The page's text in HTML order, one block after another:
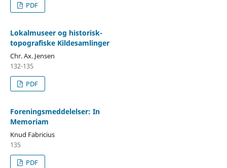
PDF
Lokalmuseer og historisk-
topografiske Kildesamlinger
Chr. Ax. Jensen
132-135
PDF
Foreningsmeddelelser: In
Memoriam
Knud Fabricius
135
PDF